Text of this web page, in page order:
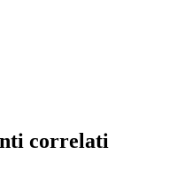
correlati